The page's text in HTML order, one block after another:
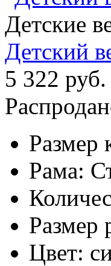
Детские
Детский
5 322 руб.
Размер
Рама:
Размер
Цвет: